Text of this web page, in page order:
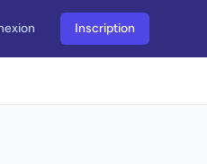
Inscription